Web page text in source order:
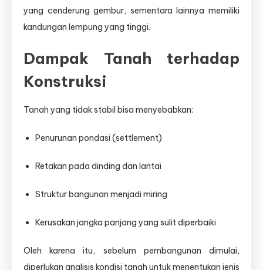
yang cenderung gembur, sementara lainnya memiliki
kandungan lempung yang tinggi.
Dampak Tanah terhadap
Konstruksi
Tanah yang tidak stabil bisa menyebabkan:
Penurunan pondasi (settlement)
Retakan pada dinding dan lantai
Struktur bangunan menjadi miring
Kerusakan jangka panjang yang sulit diperbaiki
Oleh karena itu, sebelum pembangunan dimulai,
diperlukan analisis kondisi tanah untuk menentukan jenis